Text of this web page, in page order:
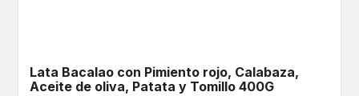
Lata Bacalao con Pimiento rojo, Calabaza,
Aceite de oliva, Patata y Tomillo 400G